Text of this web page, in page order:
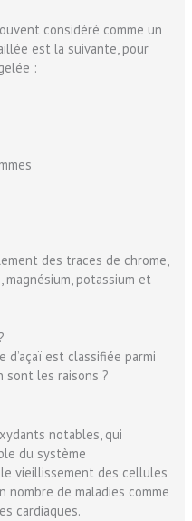
considéré comme un
est la suivante, pour
:
des traces de chrome,
magnésium, potassium et
d’açaï est classifiée parmi
sont les raisons ?
notables, qui
du système
vieillissement des cellules
nombre de maladies comme
cardiaques.